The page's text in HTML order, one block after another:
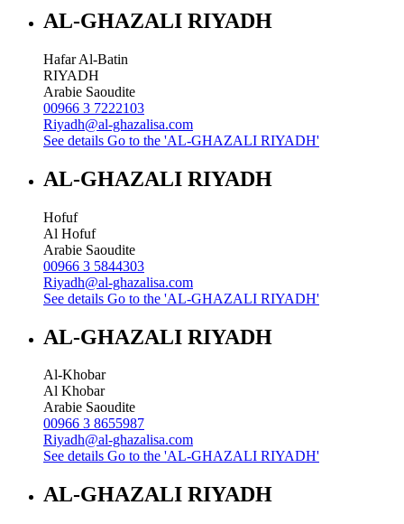
AL-GHAZALI RIYADH
Hafar Al-Batin
RIYADH
Arabie Saoudite
00966 3 7222103
Riyadh@al-ghazalisa.com
See details Go to the 'AL-GHAZALI RIYADH'
AL-GHAZALI RIYADH
Hofuf
Al Hofuf
Arabie Saoudite
00966 3 5844303
Riyadh@al-ghazalisa.com
See details Go to the 'AL-GHAZALI RIYADH'
AL-GHAZALI RIYADH
Al-Khobar
Al Khobar
Arabie Saoudite
00966 3 8655987
Riyadh@al-ghazalisa.com
See details Go to the 'AL-GHAZALI RIYADH'
AL-GHAZALI RIYADH